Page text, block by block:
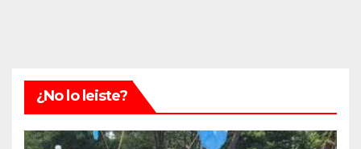
¿No lo leiste?